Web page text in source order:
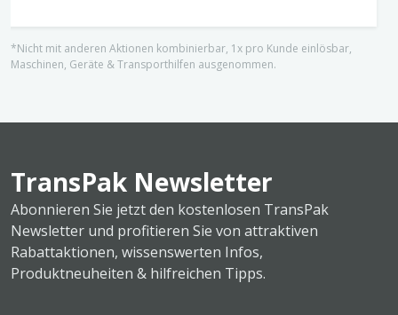
*Nicht mit anderen Aktionen kombinierbar, 1x pro Kunde einlösbar,
Maschinen, Geräte & Transporthilfen ausgenommen.
TransPak Newsletter
Abonnieren Sie jetzt den kostenlosen TransPak
Newsletter und profitieren Sie von attraktiven
Rabattaktionen, wissenswerten Infos,
Produktneuheiten & hilfreichen Tipps.